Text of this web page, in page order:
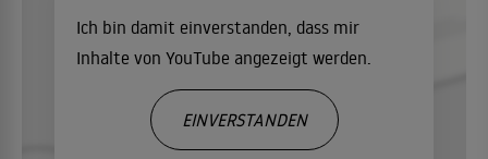
Ich bin damit einverstanden, dass mir
Inhalte von YouTube angezeigt werden.
EINVERSTANDEN